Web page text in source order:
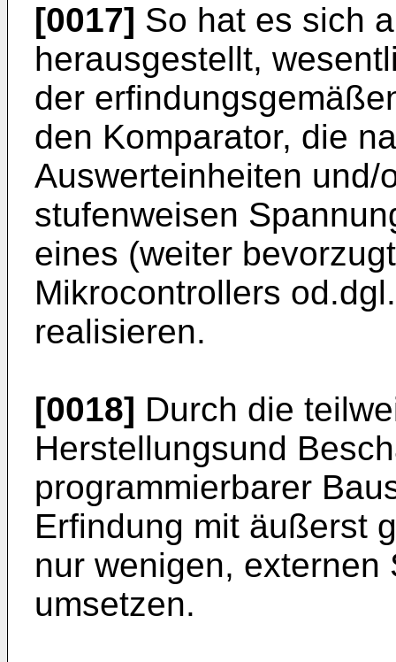
[0017] So hat es sich
herausgestellt,
der
den Komparator, die
Auswerteinheiten und/
stufenweisen
eines (weiter
Mikrocontrollers
realisieren.
[0018] Durch die
Herstellungsund
programmierbarer
Erfindung mit äußerst
nur wenigen,
umsetzen.